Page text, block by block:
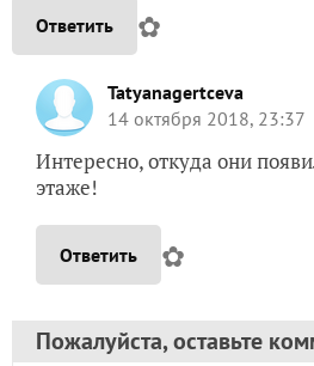
Ответить ✿
Tatyanagertceva
14 октября 2018, 23:37
Интересно, откуда они
этаже!
Ответить ✿
Пожалуйста, оставьте